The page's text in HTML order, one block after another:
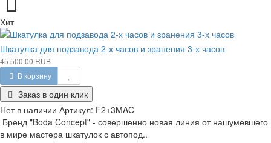
Хит
Шкатулка для подзавода 2-х часов и зранения 3-х часов
45 500.00 RUB
В корзину
Заказ в один клик
Нет в наличии Артикул: F2+3MAC
Бренд "Boda Concept" - совершенно новая линия от нашумевшего
в мире мастера шкатулок с автопод..